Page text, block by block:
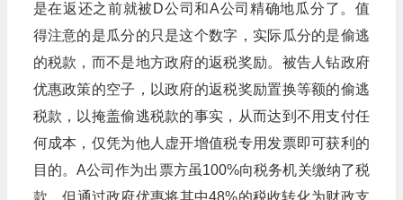
是在返还之前就被D公司和A公司精确地瓜分了。值
得注意的是瓜分的只是这个数字，实际瓜分的是偷逃
的税款，而不是地方政府的返税奖励。被告人钻政府
优惠政策的空子，以政府的返税奖励置换等额的偷逃
税款，以掩盖偷逃税款的事实，从而达到不用支付任
何成本，仅凭为他人虚开增值税专用发票即可获利的
目的。A公司作为出票方虽100%向税务机关缴纳了税
款，但通过政府优惠将其中48%的税收转化为财政支